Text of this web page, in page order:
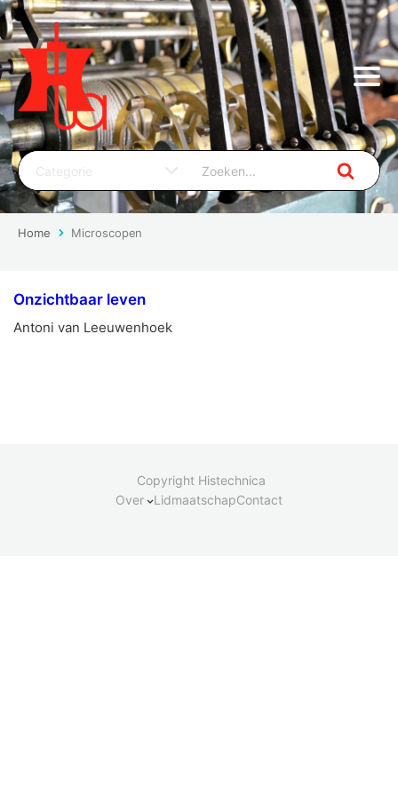
Home Microscopen
Onzichtbaar leven
Antoni van Leeuwenhoek
Copyright Histechnica
Over
LidmaatschapContact